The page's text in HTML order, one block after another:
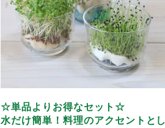
☆単品よりお得なセット☆
水だけ簡単！料理のアクセントとし